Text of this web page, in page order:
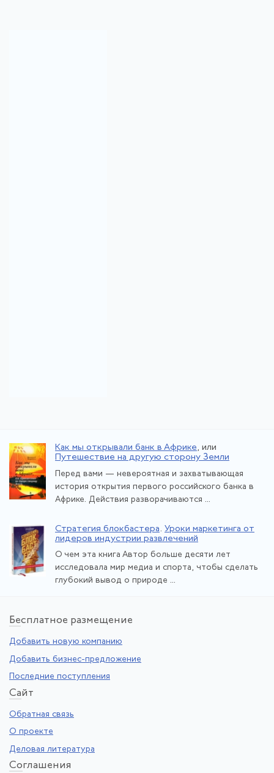
Как мы открывали банк в Африке, или
Путешествие на другую сторону Земли
Перед вами — невероятная и захватывающая
история открытия первого российского банка в
Африке. Действия разворачиваются ...
Стратегия блокбастера. Уроки маркетинга от
лидеров индустрии развлечений
О чем эта книга Автор больше десяти лет
исследовала мир медиа и спорта, чтобы сделать
глубокий вывод о природе ...
Бесплатное размещение
Добавить новую компанию
Добавить бизнес-предложение
Последние поступления
Сайт
Обратная связь
О проекте
Деловая литература
Соглашения